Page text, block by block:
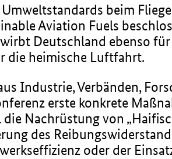
beim
Aviation Fuels
Deutschland ebenso
die heimische Luftfahrt.
Industrie, Verbänden,
erste konkrete
Nachrüstung von
des
oder der